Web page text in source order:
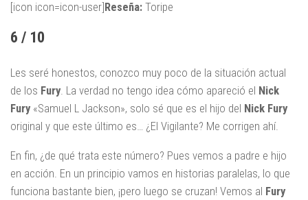
[icon icon=icon-user]Reseña: Toripe
6 / 10
Les seré honestos, conozco muy poco de la situación actual
de los Fury . La verdad no tengo idea cómo apareció el Nick
Fury «Samuel L Jackson», solo sé que es el hijo del Nick Fury
original y que este último es… ¿El Vigilante? Me corrigen ahí.
En fin, ¿de qué trata este número? Pues vemos a padre e hijo
en acción. En un principio vamos en historias paralelas, lo que
funciona bastante bien, ¡pero luego se cruzan! Vemos al Fury